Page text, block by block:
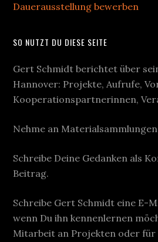
Dauerausstellung bewerben
SO NUTZT DU DIESE SEITE
Gert Schmidt berichtet über
Hannover: Projekte, Aufrufe,
Kooperationspartnerinnen,
Nehme an
Schreibe Deine Gedanken als
Beitrag.
Schreibe Gert Schmidt eine E-
wenn Du ihn kennenlernen
Mitarbeit an Projekten oder für